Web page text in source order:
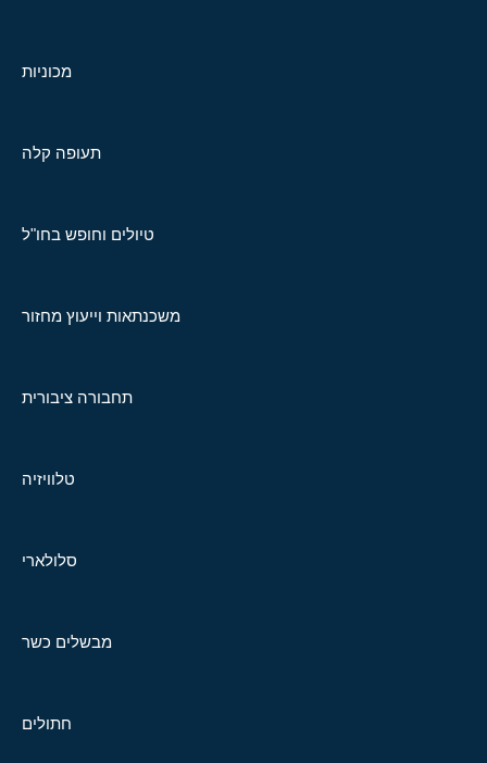
מכוניות
תעופה קלה
טיולים וחופש בחו"ל
משכנתאות וייעוץ מחזור
תחבורה ציבורית
טלוויזיה
סלולארי
מבשלים כשר
חתולים